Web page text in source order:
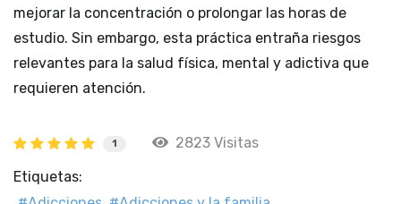
mejorar la concentración o prolongar las horas de
estudio. Sin embargo, esta práctica entraña riesgos
relevantes para la salud física, mental y adictiva que
requieren atención.
1 2823 Visitas
Etiquetas: